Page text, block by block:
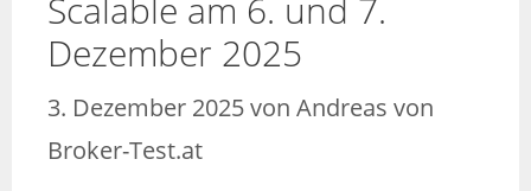
Scalable am 6. und 7.
Dezember 2025
3. Dezember 2025von Andreas von
Broker-Test.at